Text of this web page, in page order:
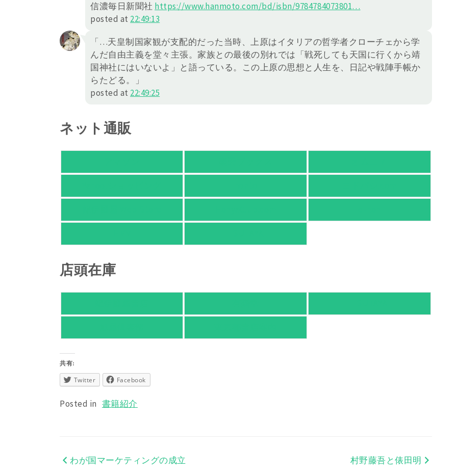
信濃毎日新聞社 https://www.hanmoto.com/bd/isbn/9784784073801…
posted at 22:49:13
「…天皇制国家観が支配的だった当時、上原はイタリアの哲学者クローチェから学
んだ自由主義を堂々主張。家族との最後の別れでは「戦死しても天国に行くから靖
国神社にはいないよ」と語っている。この上原の思想と人生を、日記や戦陣手帳か
らたどる。」
posted at 22:49:25
ネット通販
店頭在庫
共有:
Twitter Facebook
Posted in 書籍紹介
投わが国マーケティングの成立 村野藤吾と俵田明